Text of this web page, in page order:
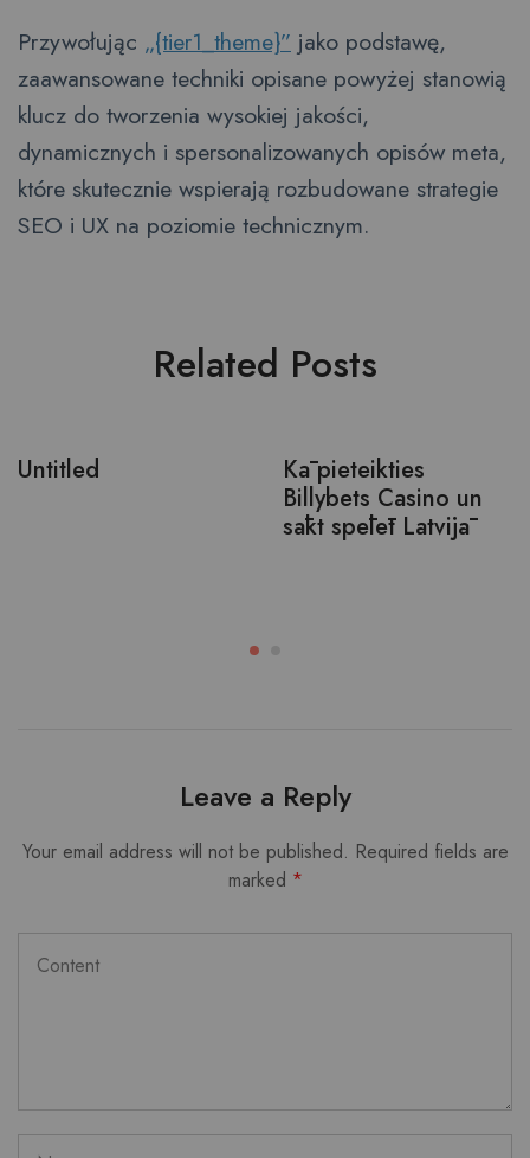
Przywołując „{tier1_theme}” jako podstawę,
zaawansowane techniki opisane powyżej stanowią
klucz do tworzenia wysokiej jakości,
dynamicznych i spersonalizowanych opisów meta,
które skutecznie wspierają rozbudowane strategie
SEO i UX na poziomie technicznym.
Related Posts
Untitled
Kā pieteikties
Billybets Casino un
sākt spēlēt Latvijā
Leave a Reply
Your email address will not be published. Required fields are
marked *